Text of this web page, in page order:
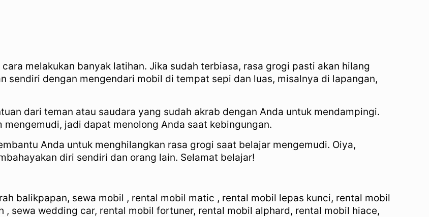
melakukan banyak latihan. Jika sudah terbiasa, rasa grogi pasti akan hilang
sendiri dengan mengendari mobil di tempat sepi dan luas, misalnya di lapangan,
dari teman atau saudara yang sudah akrab dengan Anda untuk mendampingi.
jadi dapat menolong Anda saat kebingungan.
Anda untuk menghilangkan rasa grogi saat belajar mengemudi. Oiya,
diri sendiri dan orang lain. Selamat belajar!
balikpapan, sewa mobil , rental mobil matic , rental mobil lepas kunci, rental mobil
, sewa wedding car, rental mobil fortuner, rental mobil alphard, rental mobil hiace,